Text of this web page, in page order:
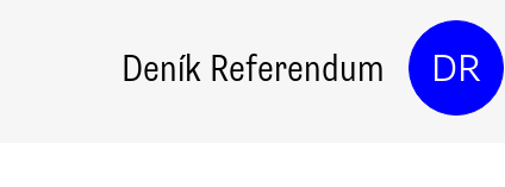
Deník Referendum DR